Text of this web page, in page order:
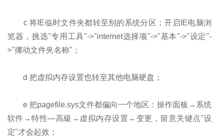
c 将IE临时文件夹都转至别的系统分区：开启IE电脑浏
览器，挑选"专用工具"->"internet选择项"->"基本"->"设定"-
>"挪动文件夹名称"；
d 把虚拟内存设置也转至其他电脑硬盘；
e 把pagefile.sys文件都偏向一个地区：操作面板→系统
软件→特性—高級→虚拟内存设置→变更，留意关键点"设
定"才会起效；